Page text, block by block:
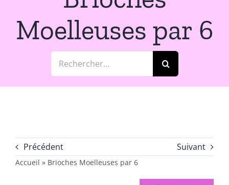
Moelleuses par 6
Rechercher:
Précédent Suivant
Accueil » Brioches Moelleuses par 6